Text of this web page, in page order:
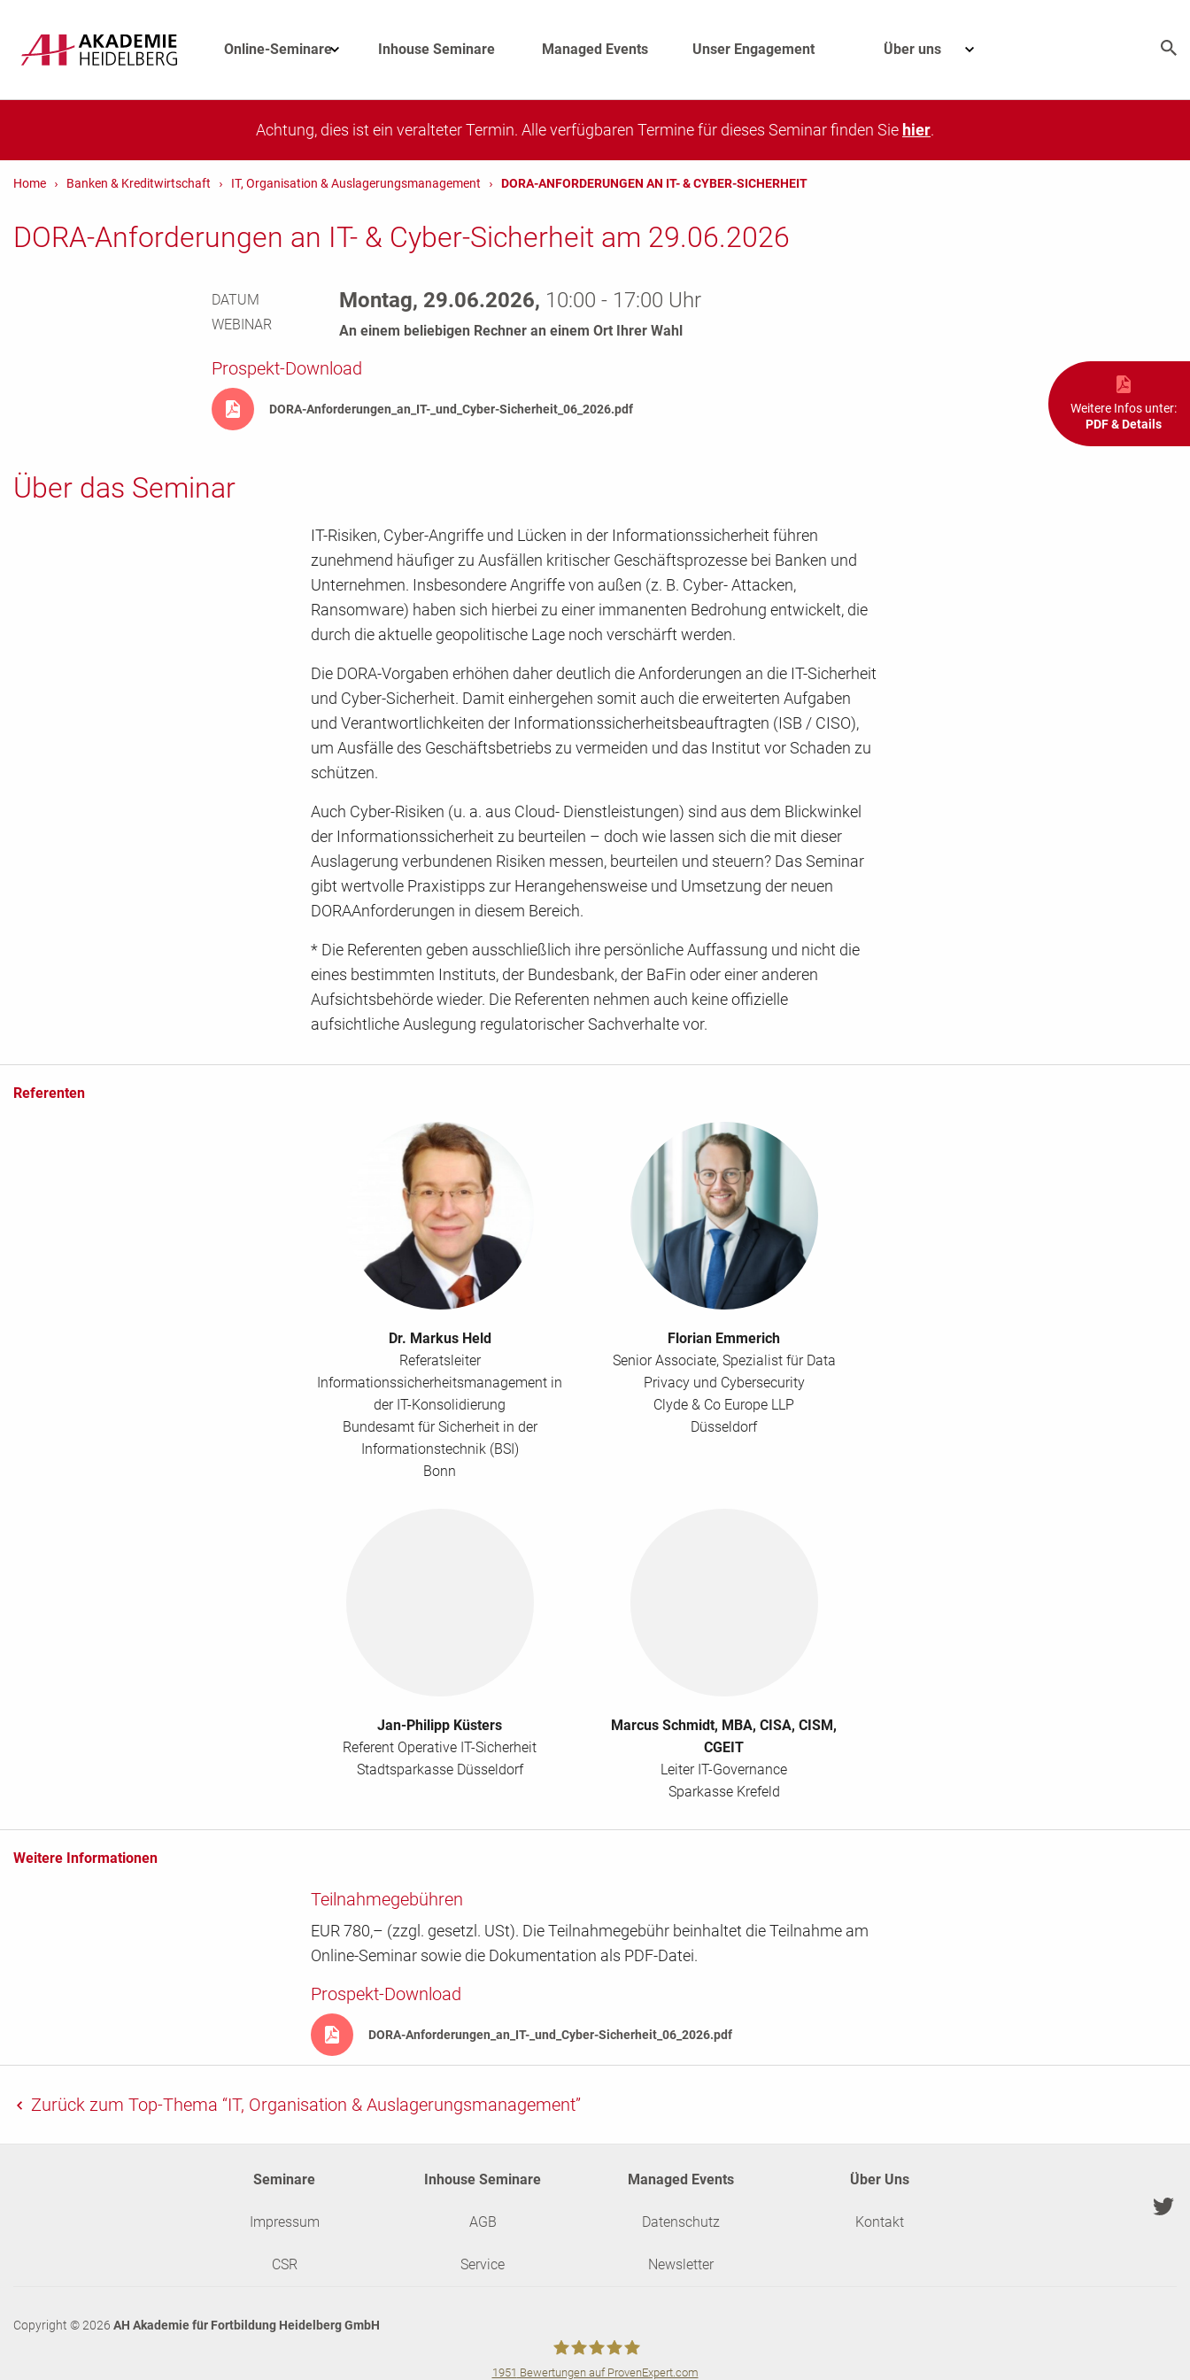
Online-Seminare Inhouse Seminare Managed Events Unser Engagement Über uns
Weitere Infos unter:
PDF & Details
Achtung, dies ist ein veralteter Termin. Alle verfügbaren Termine für dieses Seminar finden Sie hier.
Home Banken & Kreditwirtschaft IT, Organisation & Auslagerungsmanagement DORA-ANFORDERUNGEN AN IT- & CYBER-SICHERHEIT
DORA-Anforderungen an IT- & Cyber-Sicherheit am 29.06.2026
DATUM Montag, 29.06.2026, 10:00 - 17:00 Uhr
WEBINAR An einem beliebigen Rechner an einem Ort Ihrer Wahl
Prospekt-Download
DORA-Anforderungen_an_IT-_und_Cyber-Sicherheit_06_2026.pdf
Über das Seminar
IT-Risiken, Cyber-Angriffe und Lücken in der Informationssicherheit führen
zunehmend häufiger zu Ausfällen kritischer Geschäftsprozesse bei Banken und
Unternehmen. Insbesondere Angriffe von außen (z. B. Cyber- Attacken,
Ransomware) haben sich hierbei zu einer immanenten Bedrohung entwickelt, die
durch die aktuelle geopolitische Lage noch verschärft werden.
Die DORA-Vorgaben erhöhen daher deutlich die Anforderungen an die IT-Sicherheit
und Cyber-Sicherheit. Damit einhergehen somit auch die erweiterten Aufgaben
und Verantwortlichkeiten der Informationssicherheitsbeauftragten (ISB / CISO),
um Ausfälle des Geschäftsbetriebs zu vermeiden und das Institut vor Schaden zu
schützen.
Auch Cyber-Risiken (u. a. aus Cloud- Dienstleistungen) sind aus dem Blickwinkel
der Informationssicherheit zu beurteilen – doch wie lassen sich die mit dieser
Auslagerung verbundenen Risiken messen, beurteilen und steuern? Das Seminar
gibt wertvolle Praxistipps zur Herangehensweise und Umsetzung der neuen
DORAAnforderungen in diesem Bereich.
* Die Referenten geben ausschließlich ihre persönliche Auffassung und nicht die
eines bestimmten Instituts, der Bundesbank, der BaFin oder einer anderen
Aufsichtsbehörde wieder. Die Referenten nehmen auch keine offizielle
aufsichtliche Auslegung regulatorischer Sachverhalte vor.
Referenten
Dr. Markus Held
Referatsleiter
Informationssicherheitsmanagement in
der IT-Konsolidierung
Bundesamt für Sicherheit in der
Informationstechnik (BSI)
Bonn
Florian Emmerich
Senior Associate, Spezialist für Data
Privacy und Cybersecurity
Clyde & Co Europe LLP
Düsseldorf
Jan-Philipp Küsters
Referent Operative IT-Sicherheit
Stadtsparkasse Düsseldorf
Marcus Schmidt, MBA, CISA, CISM,
CGEIT
Leiter IT-Governance
Sparkasse Krefeld
Weitere Informationen
Teilnahmegebühren
EUR 780,– (zzgl. gesetzl. USt). Die Teilnahmegebühr beinhaltet die Teilnahme am
Online-Seminar sowie die Dokumentation als PDF-Datei.
Prospekt-Download
DORA-Anforderungen_an_IT-_und_Cyber-Sicherheit_06_2026.pdf
Zurück zum Top-Thema “IT, Organisation & Auslagerungsmanagement”
Seminare Inhouse Seminare Managed Events Über Uns
Impressum AGB Datenschutz Kontakt
CSR Service Newsletter
Copyright © 2026 AH Akademie für Fortbildung Heidelberg GmbH
1951 Bewertungen auf ProvenExpert.com